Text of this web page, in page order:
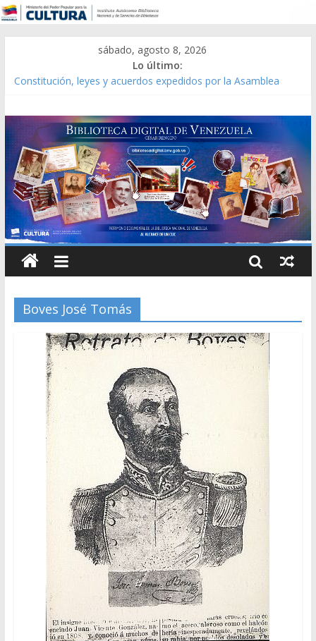
sábado, agosto 8, 2026
Lo último:
Constitución, leyes y acuerdos expedidos por la Asamblea
Modesta Bor Sánchez [material gráfico]
Gaceta Oficial de la República de Venezuela año CXXXIII Mes V,
Caracas 09 de marzo de 2006 N° 38.394
Catálogo temático de obras de Modesta Bor
Boves José Tomás